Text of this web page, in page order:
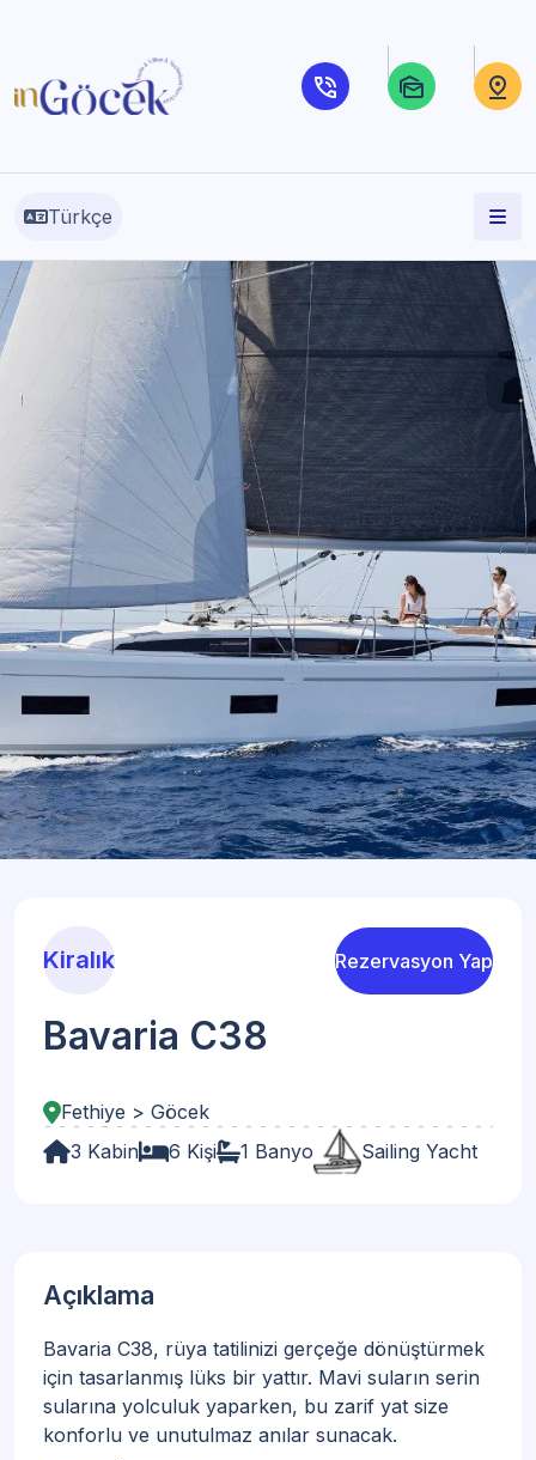
Türkçe
Kiralık Rezervasyon Yap
Bavaria C38
Fethiye > Göcek
3 Kabin
6 Kişi 1 Banyo Sailing Yacht
Açıklama
Bavaria C38, rüya tatilinizi gerçeğe dönüştürmek
için tasarlanmış lüks bir yattır. Mavi suların serin
sularına yolculuk yaparken, bu zarif yat size
konforlu ve unutulmaz anılar sunacak.